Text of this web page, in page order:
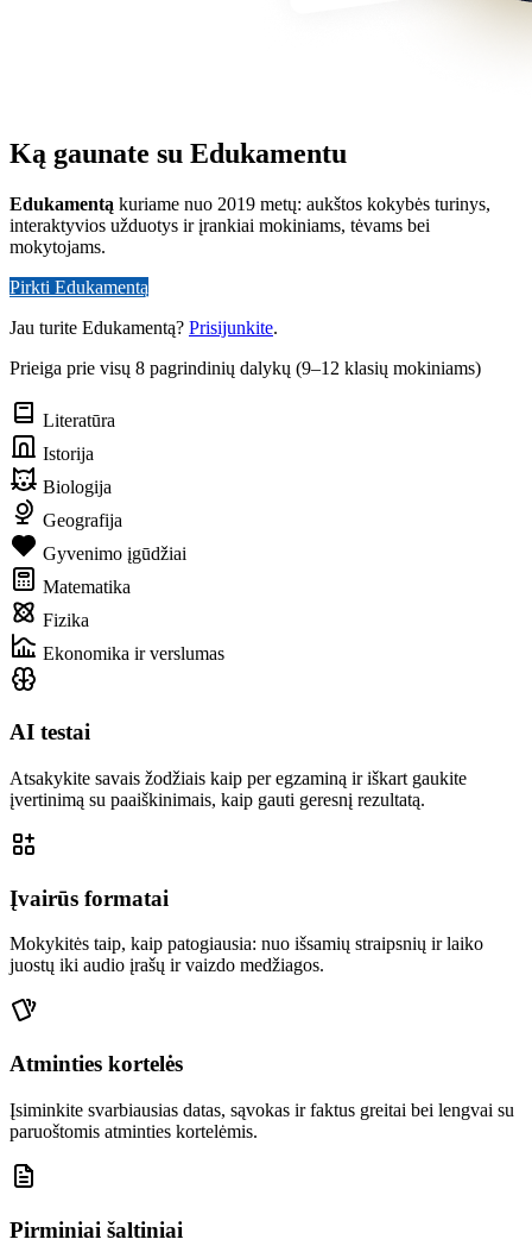
Ką gaunate su Edukamentu
Edukamentą kuriame nuo 2019 metų: aukštos kokybės turinys,
interaktyvios užduotys ir įrankiai mokiniams, tėvams bei
mokytojams.
Pirkti Edukamentą
Jau turite Edukamentą? Prisijunkite.
Prieiga prie visų 8 pagrindinių dalykų (9–12 klasių mokiniams)
Literatūra
Istorija
Biologija
Geografija
Gyvenimo įgūdžiai
Matematika
Fizika
Ekonomika ir verslumas
AI testai
Atsakykite savais žodžiais kaip per egzaminą ir iškart gaukite
įvertinimą su paaiškinimais, kaip gauti geresnį rezultatą.
Įvairūs formatai
Mokykitės taip, kaip patogiausia: nuo išsamių straipsnių ir laiko
juostų iki audio įrašų ir vaizdo medžiagos.
Atminties kortelės
Įsiminkite svarbiausias datas, sąvokas ir faktus greitai bei lengvai su
paruoštomis atminties kortelėmis.
Pirminiai šaltiniai